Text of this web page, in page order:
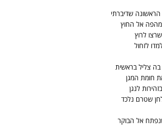
שדיברתי
מהפה אל החוץ
לרוץ
לזחול
צליל בראשית
חומת המגן
לנגן
שטרם נלכד
אל הבוקר